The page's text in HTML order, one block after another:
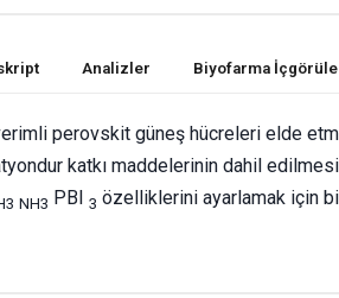
Analizler Biyofarma
perovskit güneş hücreleri elde
katkı maddelerinin dahil
NH3 PBI 3 özelliklerini ayarlamak için